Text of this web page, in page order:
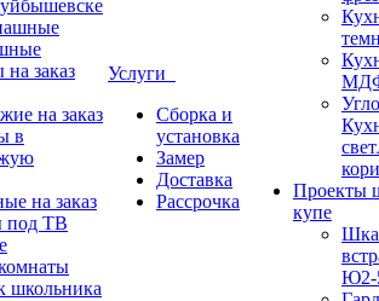
заказ
на заказ
в
на заказ
под ТВ
школьника
Услуги
Сборка и
установка
Замер
Доставка
Рассрочка
МДФ
Проекты
купе
Ю2-